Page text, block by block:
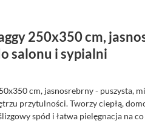
250x350 cm,
salonu i sypialni
cm, jasnosrebrny - puszysta,
przytulności. Tworzy ciepłą,
spód i łatwa pielęgnacja na